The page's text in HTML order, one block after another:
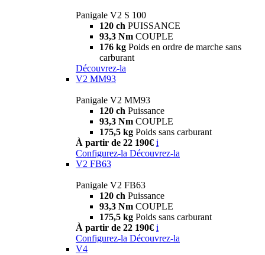
Panigale V2 S 100
120 ch PUISSANCE
93,3 Nm COUPLE
176 kg Poids en ordre de marche sans
carburant
Découvrez-la
V2 MM93
Panigale V2 MM93
120 ch Puissance
93,3 Nm COUPLE
175,5 kg Poids sans carburant
À partir de 22 190€ i
Configurez-la Découvrez-la
V2 FB63
Panigale V2 FB63
120 ch Puissance
93,3 Nm COUPLE
175,5 kg Poids sans carburant
À partir de 22 190€ i
Configurez-la Découvrez-la
V4